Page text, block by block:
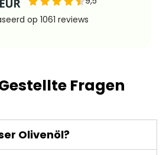
Fragen
Olivenöl?